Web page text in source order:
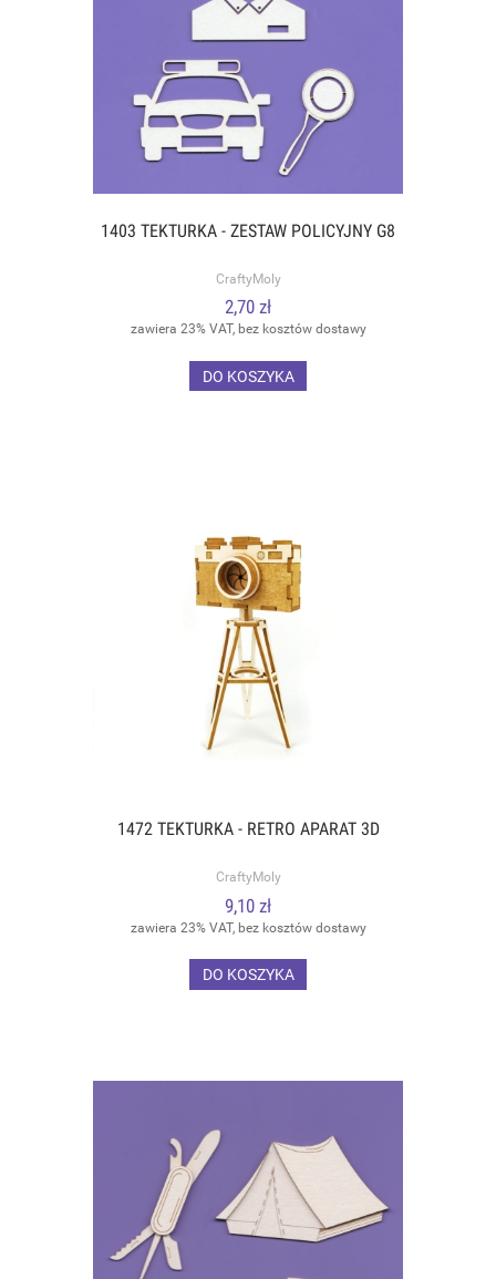
1403 TEKTURKA - ZESTAW POLICYJNY G8
CraftyMoly
2,70 zł
zawiera 23% VAT, bez kosztów dostawy
DO KOSZYKA
1472 TEKTURKA - RETRO APARAT 3D
CraftyMoly
9,10 zł
zawiera 23% VAT, bez kosztów dostawy
DO KOSZYKA